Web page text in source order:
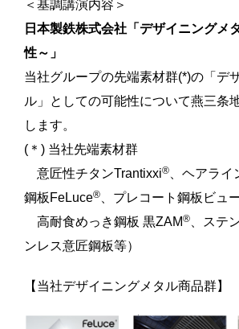
＜基調講演内容＞
日本製鉄株式会社「デザイニングメ
性～」
当社グループの先端素材群(*)の「デ
ル」としての可能性について燕三条
します。
(＊) 当社先端素材群
意匠性チタンTrantixxi®
、ヘアラ
鋼板FeLuce® 、プレコート鋼板ビュ
高耐食めっき鋼板 黒ZAM®
、ステ
ンレス意匠鋼板等）
【当社デザイニングメタル商品群】